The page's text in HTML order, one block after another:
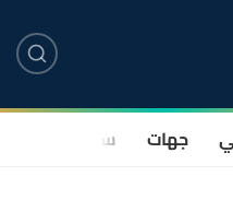
جهات سياسة